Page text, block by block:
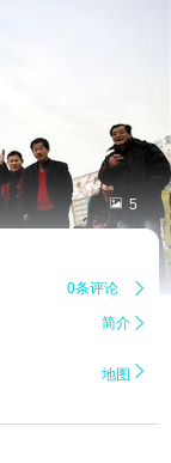
 5
0条评论 
简介 
地图 